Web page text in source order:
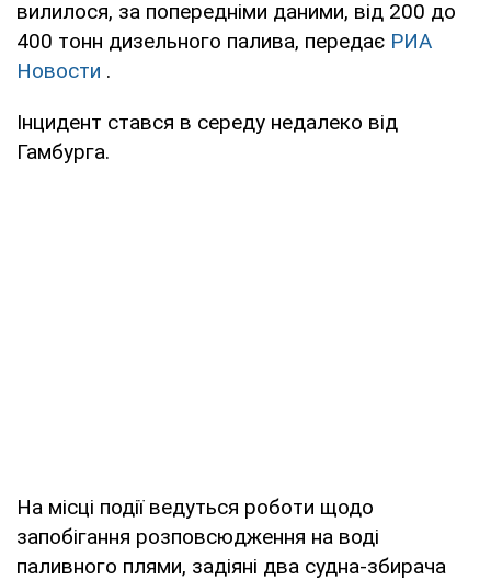
вилилося, за попередніми даними, від 200 до
400 тонн дизельного палива, передає РИА
Новости .
Інцидент стався в середу недалеко від
Гамбурга.
На місці події ведуться роботи щодо
запобігання розповсюдження на воді
паливного плями, задіяні два судна-збирача